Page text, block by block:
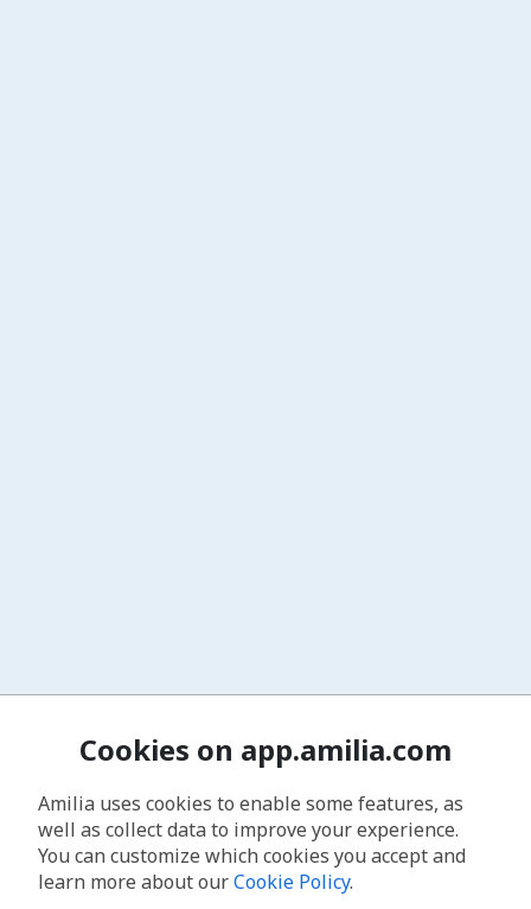
Cookies on app.amilia.com
Amilia uses cookies to enable some features, as
well as collect data to improve your experience.
You can customize which cookies you accept and
learn more about ourCookie Policy.